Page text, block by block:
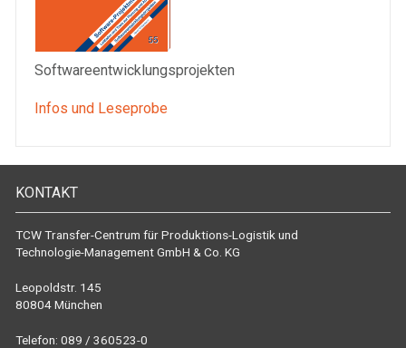
Softwareentwicklungsprojekten
Infos und Leseprobe
KONTAKT
TCW Transfer-Centrum für Produktions-Logistik und
Technologie-Management GmbH & Co. KG
Leopoldstr. 145
80804 München
Telefon: 089 / 360523-0